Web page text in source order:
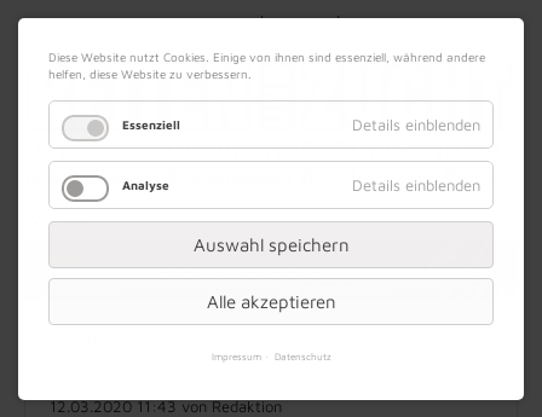
10. August 2026 Impressum|Kontakt|Datenschutz
Werbung
12.03.2020 11:43von Redaktion
Diese Website nutzt Cookies. Einige von ihnen sind essenziell, während andere
helfen, diese Website zu verbessern.
Essenziell Details einblenden
Analyse Details einblenden
Auswahl speichern
Alle akzeptieren
Impressum Datenschutz